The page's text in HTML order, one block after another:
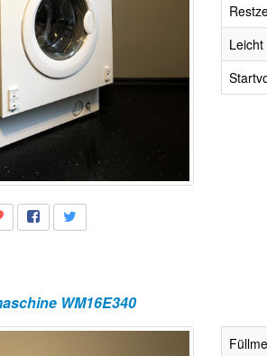
WM16E340